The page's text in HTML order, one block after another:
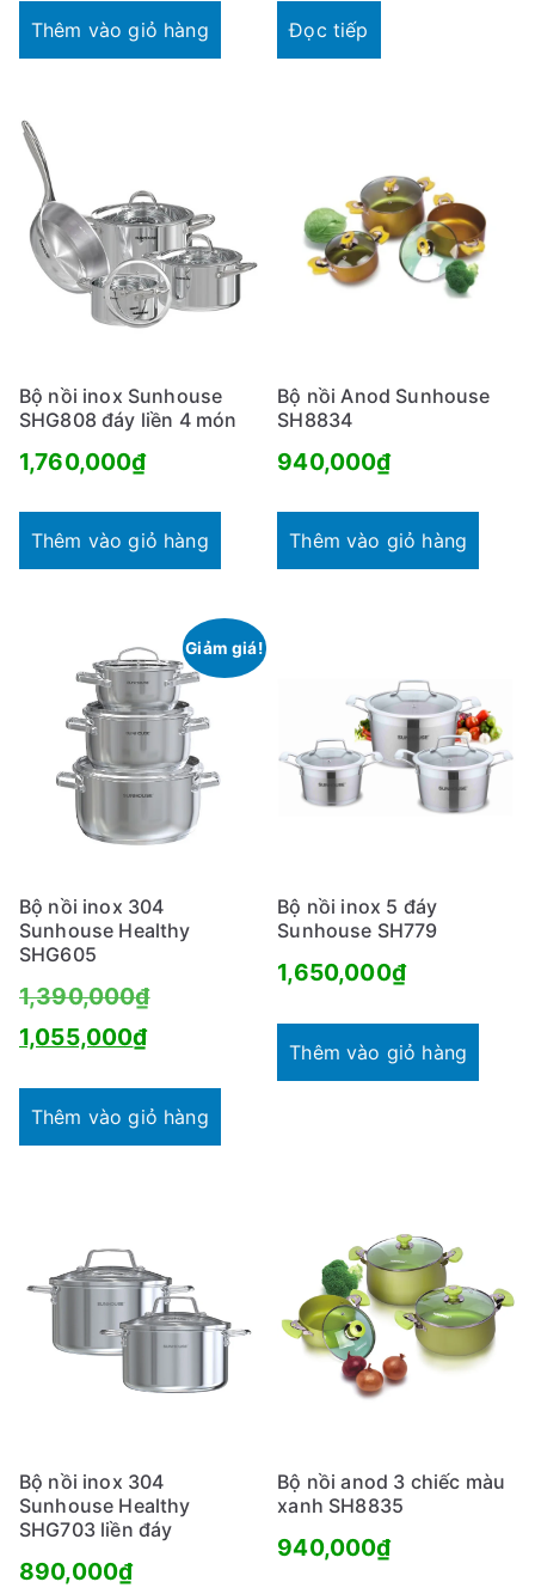
Thêm vào giỏ hàng Đọc tiếp
Bộ nồi inox Sunhouse
SHG808 đáy liền 4 món
1,760,000₫
Thêm vào giỏ hàng
Bộ nồi Anod Sunhouse
SH8834
940,000₫
Thêm vào giỏ hàng
Giảm giá!
Bộ nồi inox 304
Sunhouse Healthy
SHG605
1,390,000₫Giá
1,390,000₫.
1,055,000₫Giá
tại
Thêm vào giỏ hàng
Bộ nồi inox 5 đáy
Sunhouse SH779
1,650,000₫
Thêm vào giỏ hàng
Bộ nồi inox 304
Sunhouse Healthy
SHG703 liền đáy
890,000₫
Bộ nồi anod 3 chiếc màu
xanh SH8835
940,000₫